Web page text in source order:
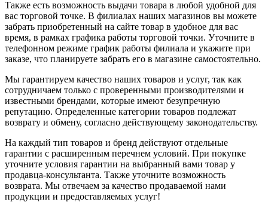
Также есть возможность выдачи товара в любой удобной для
вас торговой точке. В филиалах наших магазинов вы можете
забрать приобретенный на сайте товар в удобное для вас
время, в рамках графика работы торговой точки. Уточните в
телефонном режиме график работы филиала и укажите при
заказе, что планируете забрать его в магазине самостоятельно.
Мы гарантируем качество наших товаров и услуг, так как
сотрудничаем только с проверенными производителями и
известными брендами, которые имеют безупречную
репутацию. Определенные категории товаров подлежат
возврату и обмену, согласно действующему законодательству.
На каждый тип товаров и бренд действуют отдельные
гарантии с расширенным перечнем условий. При покупке
уточните условия гарантии на выбранный вами товар у
продавца-консультанта. Также уточните возможность
возврата. Мы отвечаем за качество продаваемой нами
продукции и предоставляемых услуг!